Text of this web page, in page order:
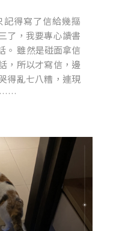
得寫了信給幾摳
了，我要專心讀書
。 雖然是碰面拿信
，所以才寫信，邊
得亂七八糟，連現
……